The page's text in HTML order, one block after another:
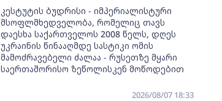
კესტუტის ბუდრისი - იმპერიალისტური
მსოფლმხედველობა, რომელიც თავს
დაესხა საქართველოს 2008 წელს, დღეს
უკრაინის წინააღმდე სასტიკი ომის
მამოძრავებელი ძალაა - რუსეთზე მყარი
საერთაშორისო ზეწოლისკენ მოწოდებით
2026/08/07 18:33